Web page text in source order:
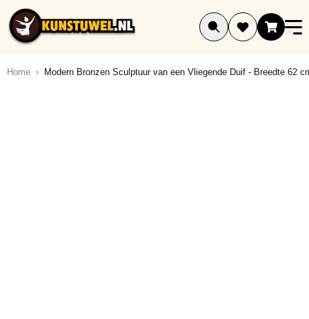
Ga naar de inhoud
Home Modern Bronzen Sculptuur van een Vliegende Duif - Breedte 62